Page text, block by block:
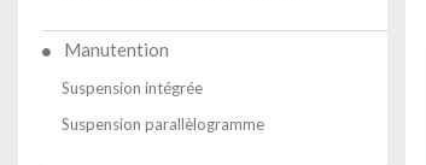
Manutention
Suspension intégrée
Suspension parallèlogramme